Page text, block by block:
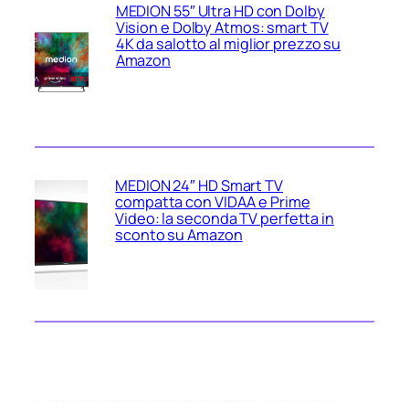
MEDION 55″ Ultra HD con Dolby
Vision e Dolby Atmos: smart TV
4K da salotto al miglior prezzo su
Amazon
MEDION 24″ HD Smart TV
compatta con VIDAA e Prime
Video: la seconda TV perfetta in
sconto su Amazon